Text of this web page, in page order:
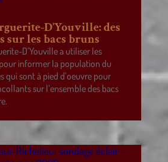
D’Youville: des
sur les bacs bruns
D’Youville a utiliser les
informer la population du
qui sont à pied d’oeuvre pour
sur l’ensemble des bacs